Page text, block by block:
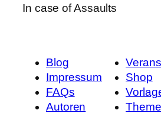
In case of Assaults
Blog
Impressum
FAQs
Autoren
Shop